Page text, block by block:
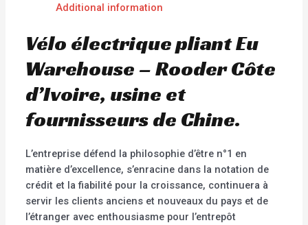
Additional information
Vélo électrique pliant Eu
Warehouse – Rooder Côte
d’Ivoire, usine et
fournisseurs de Chine.
L’entreprise défend la philosophie d’être n°1 en
matière d’excellence, s’enracine dans la notation de
crédit et la fiabilité pour la croissance, continuera à
servir les clients anciens et nouveaux du pays et de
l’étranger avec enthousiasme pour l’entrepôt